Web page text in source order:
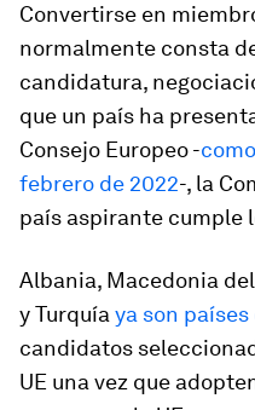
Convertirse en
normalmente consta
candidatura,
que un país ha
Consejo Europeo -
febrero de 2022-, la
país aspirante cumple
Albania, Macedonia
y Turquíaya son
candidatos
UE una vez que